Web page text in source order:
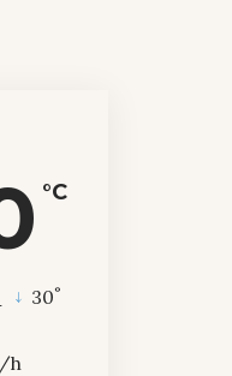
°C
30°
h